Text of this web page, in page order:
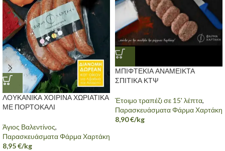
ΛΟΥΚΑΝΙΚΑ ΧΟΙΡΙΝΑ ΧΩΡΙΑΤΙΚΑ
ΜΕ ΠΟΡΤΟΚΑΛΙ
Άγιος Βαλεντίνος,
Παρασκευάσματα Φάρμα Χαρτάκη
8,95€/kg
ΜΠΙΦΤΕΚΙΑ ΑΝΑΜΕΙΚΤΑ
ΣΠΙΤΙΚΑ ΚΤΨ
Έτοιμο τραπέζι σε 15' λέπτα,
Παρασκευάσματα Φάρμα Χαρτάκη
8,90€/kg